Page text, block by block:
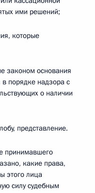
ими решений;
которые
законом основания
порядке надзора с
о наличии
представление.
принимавшего
какие права,
этого лица
силу судебным